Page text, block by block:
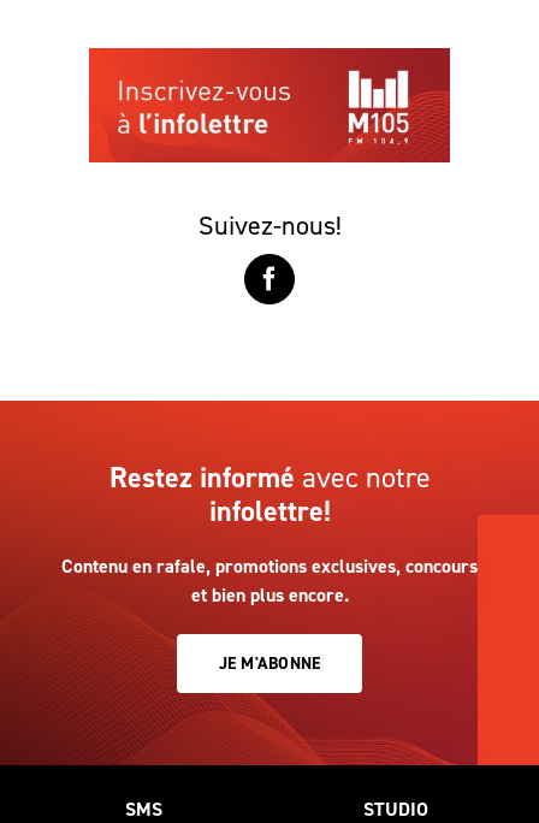
Suivez-nous!
Restez informé avec notre
infolettre!
Contenu en rafale, promotions exclusives, concours
et bien plus encore.
JE M'ABONNE
SMS STUDIO